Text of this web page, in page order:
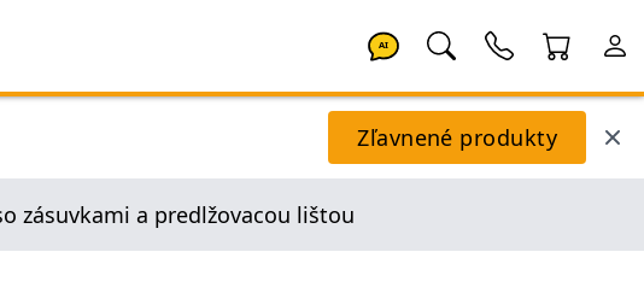
AI
Zľavnené produkty
zásuvkami a predlžovacou lištou